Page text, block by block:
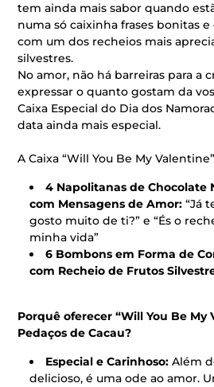
tem ainda mais sabor quando
numa só caixinha frases bonitas
com um dos recheios mais
silvestres.
No amor, não há barreiras para a
expressar o quanto gostam da
Caixa Especial do Dia dos
data ainda mais especial.
A Caixa “Will You Be My
4 Napolitanas de Chocolate
com Mensagens de Amor: “Já
gosto muito de ti?” e “És o
minha vida”
6 Bombons em Forma de
com Recheio de Frutos
Porquê oferecer “Will You Be My
Pedaços de Cacau?
Especial e Carinhoso: Além
delicioso, é uma ode ao amor.